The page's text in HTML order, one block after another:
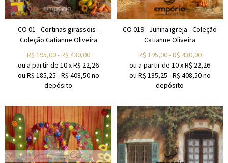
CO 01 - Cortinas girassois -
Coleção Catianne Oliveira
R$ 195,00-R$ 430,00
ou a partir de 10xR$ 22,26
ou R$ 185,25 -R$ 408,50no
depósito
CO 019 - Junina igreja - Coleção
Catianne Oliveira
R$ 195,00-R$ 430,00
ou a partir de 10xR$ 22,26
ou R$ 185,25 -R$ 408,50no
depósito